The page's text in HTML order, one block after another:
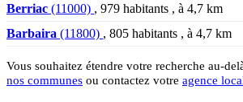
Berriac (11000) , 979 habitants , à 4,7 km
Barbaira (11800) , 805 habitants , à 4,7 km
Vous souhaitez étendre votre recherche au-
nos communes ou contactez votre agence